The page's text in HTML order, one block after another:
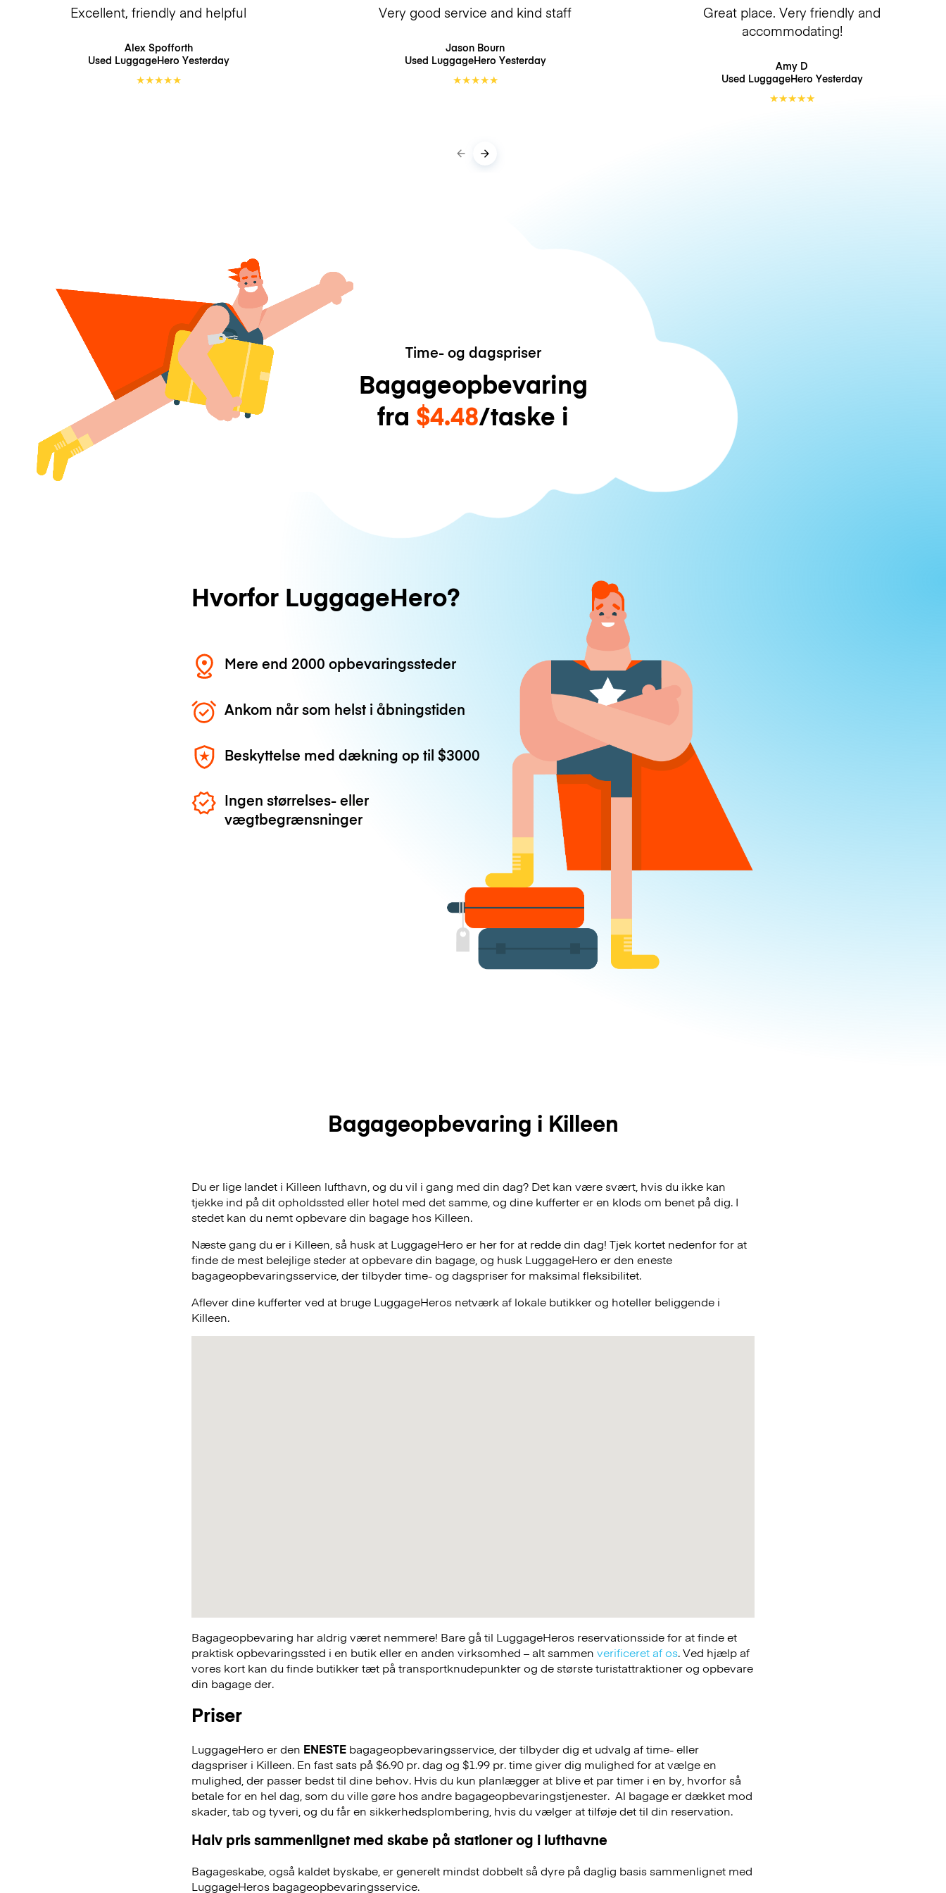
Excellent, friendly and helpful
Alex Spofforth
Used LuggageHero Yesterday
★★★★★
Very good service and kind staff
Jason Bourn
Used LuggageHero Yesterday
★★★★★
Great place. Very friendly and
accommodating!
Amy D
Used LuggageHero Yesterday
★★★★★
Time- og dagspriser
Bagageopbevaring
fra $4.48/taske i
Hvorfor LuggageHero?
Mere end 2000 opbevaringssteder
Ankom når som helst i åbningstiden
Beskyttelse med dækning op til$3000
Ingen størrelses- eller
vægtbegrænsninger
Bagageopbevaring i Killeen
Du er lige landet i Killeen lufthavn, og du vil i gang med din dag? Det kan være svært, hvis du ikke kan
tjekke ind på dit opholdssted eller hotel med det samme, og dine kufferter er en klods om benet på dig. I
stedet kan du nemt opbevare din bagage hos Killeen.
Næste gang du er i Killeen, så husk at LuggageHero er her for at redde din dag! Tjek kortet nedenfor for at
finde de mest belejlige steder at opbevare din bagage, og husk LuggageHero er den eneste
bagageopbevaringsservice, der tilbyder time- og dagspriser for maksimal fleksibilitet.
Aflever dine kufferter ved at bruge LuggageHeros netværk af lokale butikker og hoteller beliggende i
Killeen.
Bagageopbevaring har aldrig været nemmere! Bare gå til LuggageHeros reservationsside for at finde et
praktisk opbevaringssted i en butik eller en anden virksomhed – alt sammen verificeret af os. Ved hjælp af
vores kort kan du finde butikker tæt på transportknudepunkter og de største turistattraktioner og opbevare
din bagage der.
Priser
LuggageHero er den ENESTE bagageopbevaringsservice, der tilbyder dig et udvalg af time- eller
dagspriser i Killeen. En fast sats på $6.90 pr. dag og $1.99 pr. time giver dig mulighed for at vælge en
mulighed, der passer bedst til dine behov. Hvis du kun planlægger at blive et par timer i en by, hvorfor så
betale for en hel dag, som du ville gøre hos andre bagageopbevaringstjenester. Al bagage er dækket mod
skader, tab og tyveri, og du får en sikkerhedsplombering, hvis du vælger at tilføje det til din reservation.
Halv pris sammenlignet med skabe på stationer og i lufthavne
Bagageskabe, også kaldet byskabe, er generelt mindst dobbelt så dyre på daglig basis sammenlignet med
LuggageHeros bagageopbevaringsservice.